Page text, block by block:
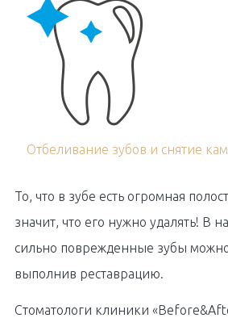
Отбеливание зубов и снятие
То, что в зубе есть огромная
значит, что его нужно удалять! В
сильно поврежденные зубы
выполнив реставрацию.
Стоматологи клиники